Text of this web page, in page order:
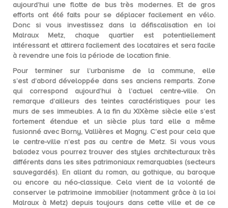
aujourd’hui une flotte de bus très modernes. Et de gros
efforts ont été faits pour se déplacer facilement en vélo.
Donc si vous investissez dans la défiscalisation en loi
Malraux Metz, chaque quartier est potentiellement
intéressant et attirera facilement des locataires et sera facile
à revendre une fois la période de location finie.
Pour terminer sur l’urbanisme de la commune, elle
s’est d’abord développée dans ses anciens remparts. Zone
qui correspond aujourd’hui à l’actuel centre-ville. On
remarque d’ailleurs des teintes caractéristiques pour les
murs de ses immeubles. A la fin du XIXème siècle elle s’est
fortement étendue et un siècle plus tard elle a même
fusionné avec Borny, Vallières et Magny. C’est pour cela que
le centre-ville n’est pas au centre de Metz. Si vous vous
baladez vous pourrez trouver desstyles architecturaux très
différents dans les sites patrimoniaux remarquables (secteurs
sauvegardés). En allant du roman, au gothique, au baroque
ou encore au néo-classique. Cela vient de la volonté de
conserver le patrimoine immobilier (notamment grâce à la loi
Malraux à Metz) depuis toujours dans cette ville et de ce